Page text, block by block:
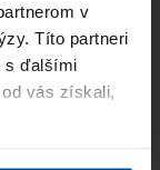
v
Títo partneri
s ďalšími
vás získali,
reCaptcha